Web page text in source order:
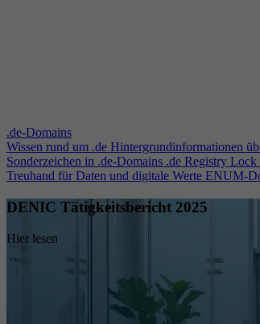
.de-Domains
Wissen rund um .de Hintergrundinformationen
Sonderzeichen in .de-Domains .de Registry Lock
Treuhand für Daten und digitale Werte ENUM-
DENIC Tätigkeitsbericht 2025
Hier lesen